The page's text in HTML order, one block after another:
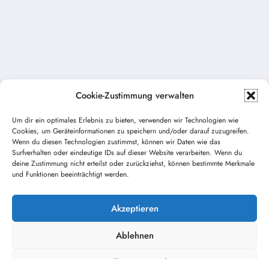
Cookie-Zustimmung verwalten
Um dir ein optimales Erlebnis zu bieten, verwenden wir Technologien wie
Cookies, um Geräteinformationen zu speichern und/oder darauf zuzugreifen.
Wenn du diesen Technologien zustimmst, können wir Daten wie das
Surfverhalten oder eindeutige IDs auf dieser Website verarbeiten. Wenn du
deine Zustimmung nicht erteilst oder zurückziehst, können bestimmte Merkmale
und Funktionen beeinträchtigt werden.
Akzeptieren
Ablehnen
Vorheriger Beitrag
Fahrt zum Ritteressen nach Aulendorf
Nächster Beitrag
Dienstversammlung am 23.01.2015 – Neue